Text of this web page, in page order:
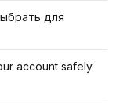
для
account safely